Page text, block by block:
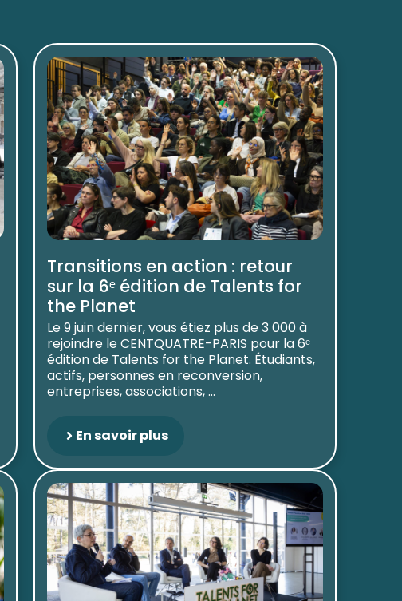
Transitions en action : retour
sur la 6ᵉ édition de Talents for
the Planet
Le 9 juin dernier, vous étiez plus de 3 000 à
rejoindre le CENTQUATRE-PARIS pour la 6ᵉ
édition de Talents for the Planet. Étudiants,
actifs, personnes en reconversion,
entreprises, associations, ...
En savoir plus